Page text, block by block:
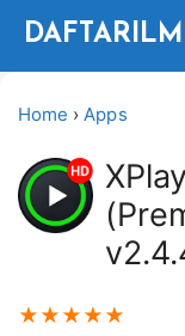
Langsung
Home ›Apps
★ ★ ★ ★ ★